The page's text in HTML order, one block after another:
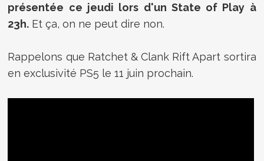
présentée ce jeudi lors d'un State of Play à
23h. Et ça, on ne peut dire non.
Rappelons que Ratchet & Clank Rift Apart sortira
en exclusivité PS5 le 11 juin prochain.